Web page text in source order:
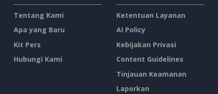
Tentang Kami
Apa yang Baru
Kit Pers
Hubungi Kami
Ketentuan Layanan
AI Policy
Kebijakan Privasi
Content Guidelines
Tinjauan Keamanan
Laporkan